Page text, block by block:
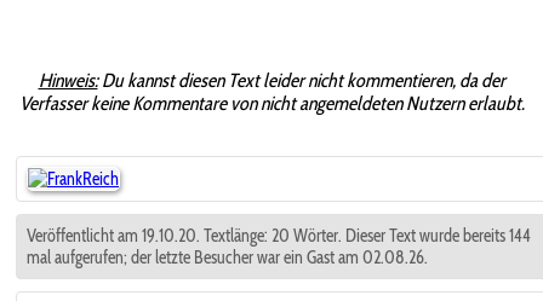
Hinweis:Du kannst diesen Text leider nicht kommentieren, da der
Verfasser keine Kommentare von nicht angemeldeten Nutzern erlaubt.
Veröffentlicht am 19.10.20. Textlänge: 20 Wörter. Dieser Text wurde bereits 144
mal aufgerufen; der letzte Besucher war ein Gast am 02.08.26.